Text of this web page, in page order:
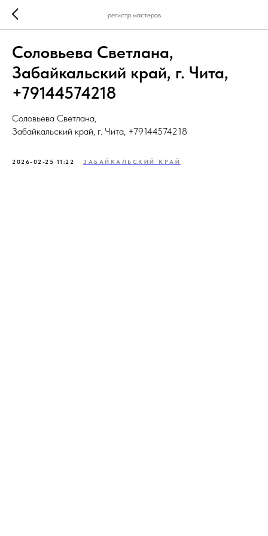
регистр мастеров
Соловьева Светлана,
Забайкальский край, г. Чита,
+79144574218
Соловьева Светлана,
Забайкальский край, г. Чита, +79144574218
2026-02-25 11:22 ЗАБАЙКАЛЬСКИЙ КРАЙ